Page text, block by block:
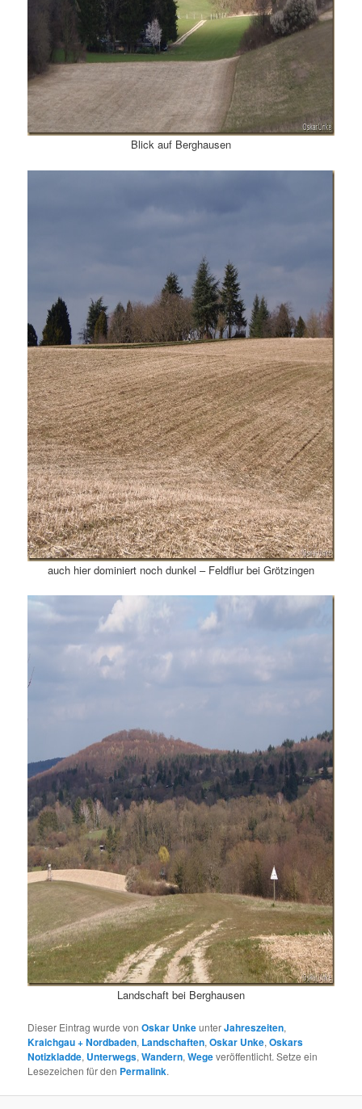
Blick auf Berghausen
auch hier dominiert noch dunkel – Feldflur bei Grötzingen
Landschaft bei Berghausen
Dieser Eintrag wurde vonOskar UnkeunterJahreszeiten,
Kraichgau + Nordbaden, Landschaften,Oskar Unke,Oskars
Notizkladde, Unterwegs,Wandern,Wegeveröffentlicht. Setze ein
Lesezeichen für den Permalink.